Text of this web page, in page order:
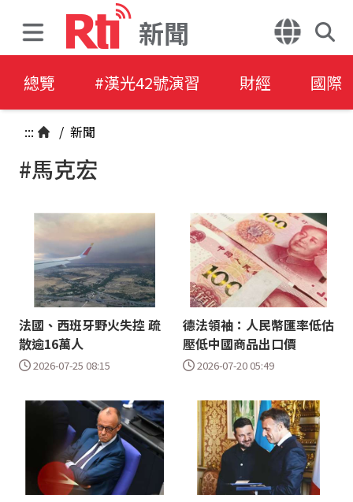
新聞
總覽 #漢光42號演習 財經 國際
::: / 新聞
#馬克宏
法國、西班牙野火失控 疏
散逾16萬人
2026-07-25 08:15
德法領袖：人民幣匯率低估
壓低中國商品出口價
2026-07-20 05:49